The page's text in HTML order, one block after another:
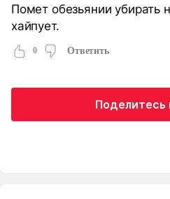
Помет обезьянии убирать
хайпует.
0 Ответить
Поделитесь